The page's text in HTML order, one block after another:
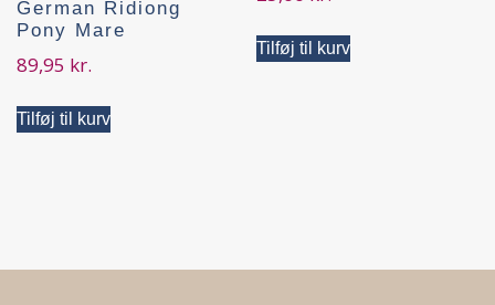
German Ridiong
Pony Mare
89,95 kr.
Tilføj til kurv
Tilføj til kurv